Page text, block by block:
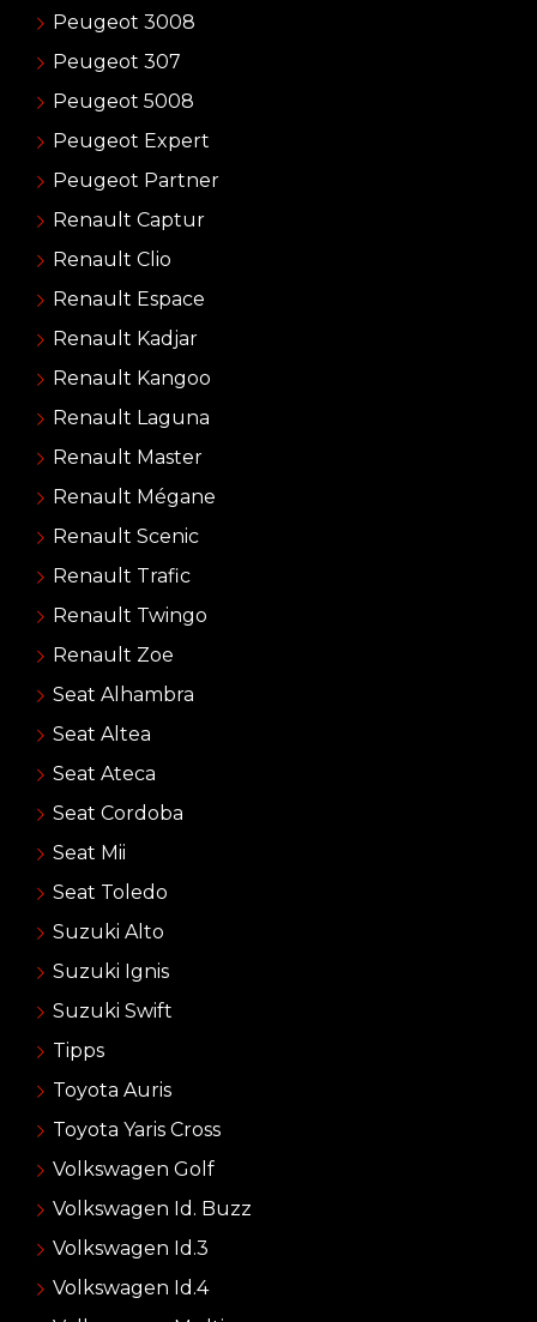
Peugeot 3008
Peugeot 307
Peugeot 5008
Peugeot Expert
Peugeot Partner
Renault Captur
Renault Clio
Renault Espace
Renault Kadjar
Renault Kangoo
Renault Laguna
Renault Master
Renault Mégane
Renault Scenic
Renault Trafic
Renault Twingo
Renault Zoe
Seat Alhambra
Seat Altea
Seat Ateca
Seat Cordoba
Seat Mii
Seat Toledo
Suzuki Alto
Suzuki Ignis
Suzuki Swift
Tipps
Toyota Auris
Toyota Yaris Cross
Volkswagen Golf
Volkswagen Id. Buzz
Volkswagen Id.3
Volkswagen Id.4